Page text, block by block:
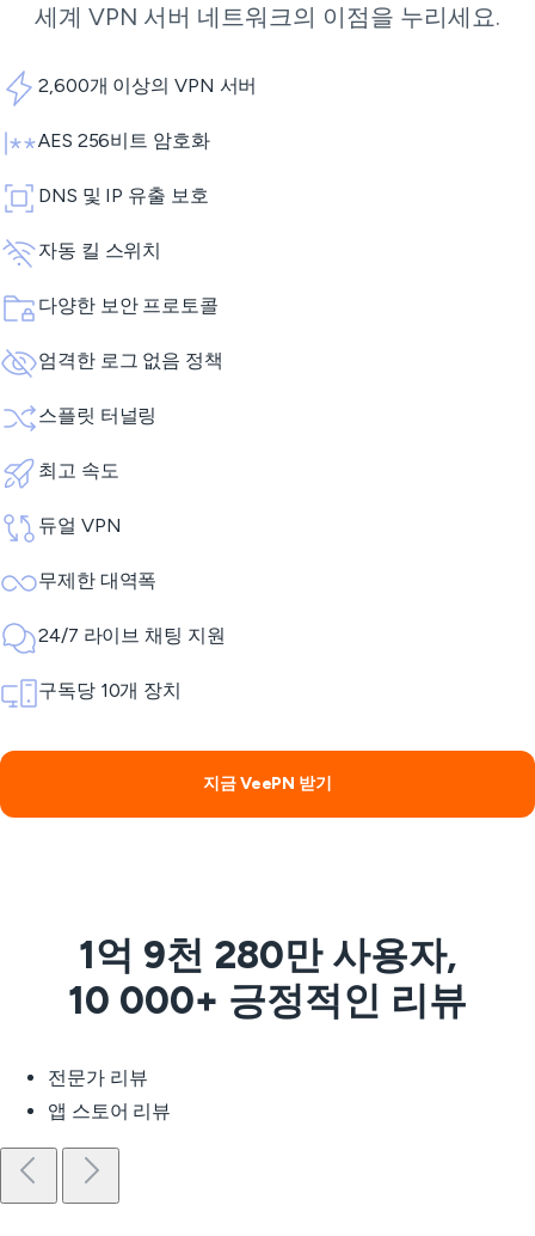
세계 VPN 서버 네트워크의 이점을 누리세요.
2,600개 이상의 VPN 서버
AES 256비트 암호화
DNS 및 IP 유출 보호
자동 킬 스위치
다양한 보안 프로토콜
엄격한 로그 없음 정책
스플릿 터널링
최고 속도
듀얼 VPN
무제한 대역폭
24/7 라이브 채팅 지원
구독당 10개 장치
지금 VeePN 받기
1억 9천 280만 사용자,
10 000+ 긍정적인 리뷰
전문가 리뷰
앱 스토어 리뷰